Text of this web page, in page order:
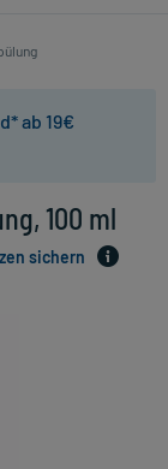
ab 19€
100 ml
sichern